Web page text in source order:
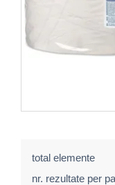
total elemente
nr. rezultate per